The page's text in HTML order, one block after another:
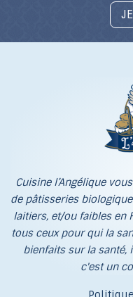
Cuisine l’Angélique
de pâtisseries
laitiers, et/ou faibles en
tous ceux pour qui la
bienfaits sur la santé,
c'est un